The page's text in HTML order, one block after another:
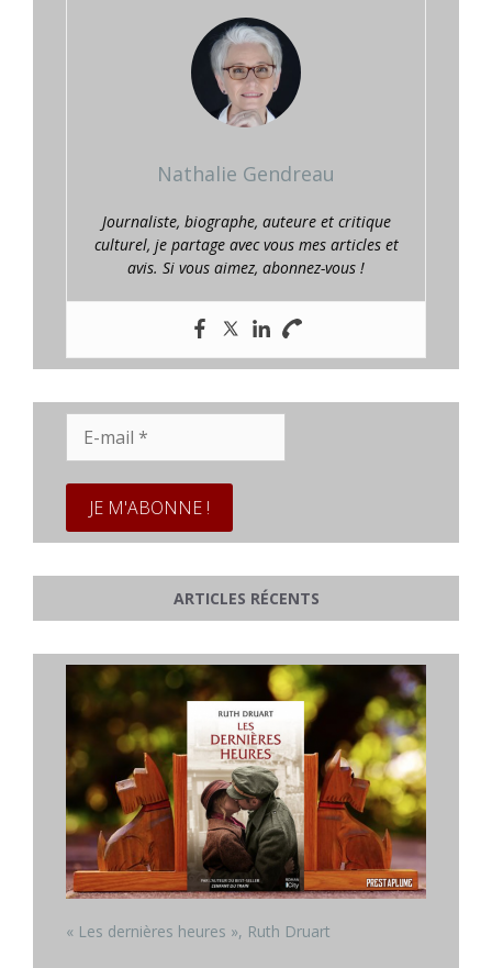
Nathalie Gendreau
Journaliste, biographe, auteure et critique
culturel, je partage avec vous mes articles et
avis. Si vous aimez, abonnez-vous !
mail
ARTICLES RÉCENTS
« Les dernières heures », Ruth Druart